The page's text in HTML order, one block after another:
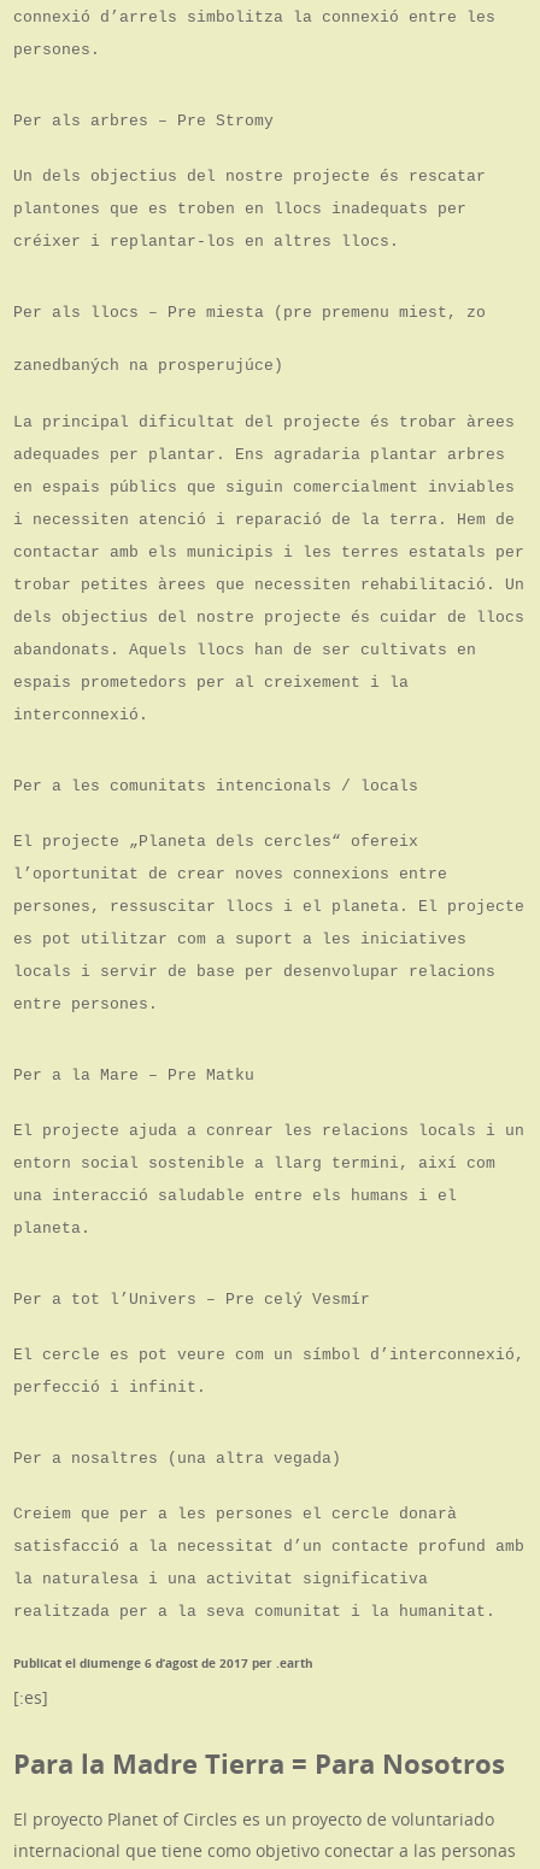
connexió d’arrels simbolitza la connexió entre les
persones.
Per als arbres – Pre Stromy
Un dels objectius del nostre projecte és rescatar
plantones que es troben en llocs inadequats per
créixer i replantar-los en altres llocs.
Per als llocs – Pre miesta (pre premenu miest, zo
zanedbaných na prosperujúce)
La principal dificultat del projecte és trobar àrees
adequades per plantar. Ens agradaria plantar arbres
en espais públics que siguin comercialment inviables
i necessiten atenció i reparació de la terra. Hem de
contactar amb els municipis i les terres estatals per
trobar petites àrees que necessiten rehabilitació. Un
dels objectius del nostre projecte és cuidar de llocs
abandonats. Aquels llocs han de ser cultivats en
espais prometedors per al creixement i la
interconnexió.
Per a les comunitats intencionals / locals
El projecte „Planeta dels cercles“ ofereix
l’oportunitat de crear noves connexions entre
persones, ressuscitar llocs i el planeta. El projecte
es pot utilitzar com a suport a les iniciatives
locals i servir de base per desenvolupar relacions
entre persones.
Per a la Mare – Pre Matku
El projecte ajuda a conrear les relacions locals i un
entorn social sostenible a llarg termini, així com
una interacció saludable entre els humans i el
planeta.
Per a tot l’Univers – Pre celý Vesmír
El cercle es pot veure com un símbol d’interconnexió,
perfecció i infinit.
Per a nosaltres (una altra vegada)
Creiem que per a les persones el cercle donarà
satisfacció a la necessitat d’un contacte profund amb
la naturalesa i una activitat significativa
realitzada per a la seva comunitat i la humanitat.
Publicat el diumenge 6 d’agost de 2017 per .earth
[:es]
Para la Madre Tierra = Para Nosotros
El proyecto Planet of Circles es un proyecto de voluntariado
internacional que tiene como objetivo conectar a las personas